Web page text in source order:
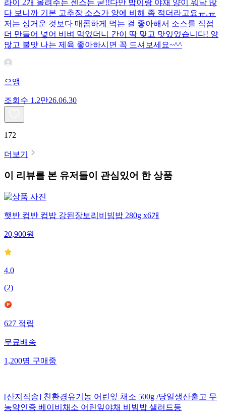
라이 2개 올려주는 센스는 굳!! ​다만 밥이랑 야채 양이 워낙 많
다 보니까 기본 고추장 소스가 양에 비해 좀 적더라고요ㅠ.ㅠ
저는 싱거운 것보다 매콤하게 먹는 걸 좋아해서 소스를 직접
더 만들어 넣어 비벼 먹었더니 간이 딱 맞고 맛있었습니다! 양
많고 불맛 나는 제육 좋아하시면 꼭 드셔보세요~^^
으앵
조회수 1.2만26.06.30
172
더보기
이 리뷰를 본 유저들이 관심있어 한 상품
햇반 컵반 컵밥 강된장보리비빔밥 280g x6개
20,900원
4.0
(2)
627 적립
무료배송
1,200명 구매중
[산지직송] 친환경유기농 어린잎 채소 500g /당일생산출고 무
농약인증 베이비채소 어린잎야채 비빔밥 샐러드등